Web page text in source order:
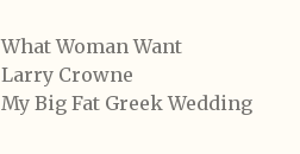
What Woman Want
Larry Crowne
My Big Fat Greek Wedding